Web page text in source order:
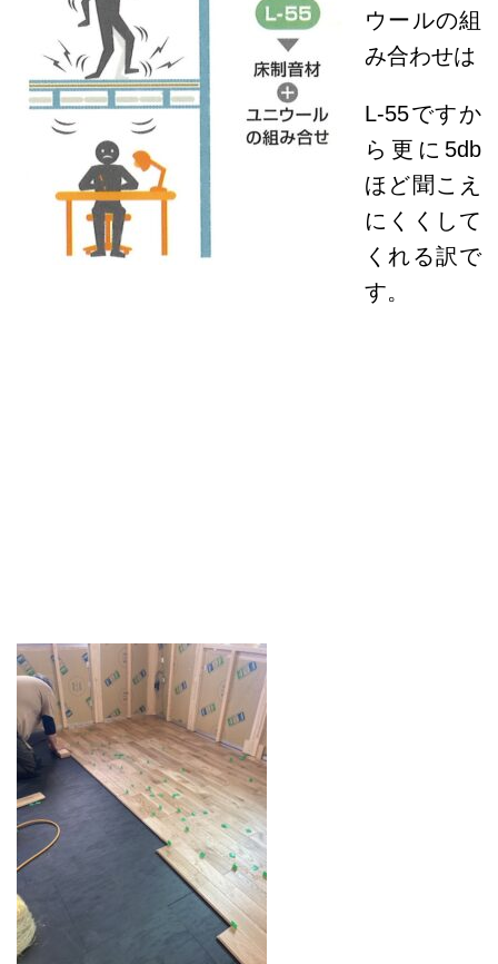
ウールの組
み合わせは
L-55ですか
ら更に5db
ほど聞こえ
にくくして
くれる訳で
す。